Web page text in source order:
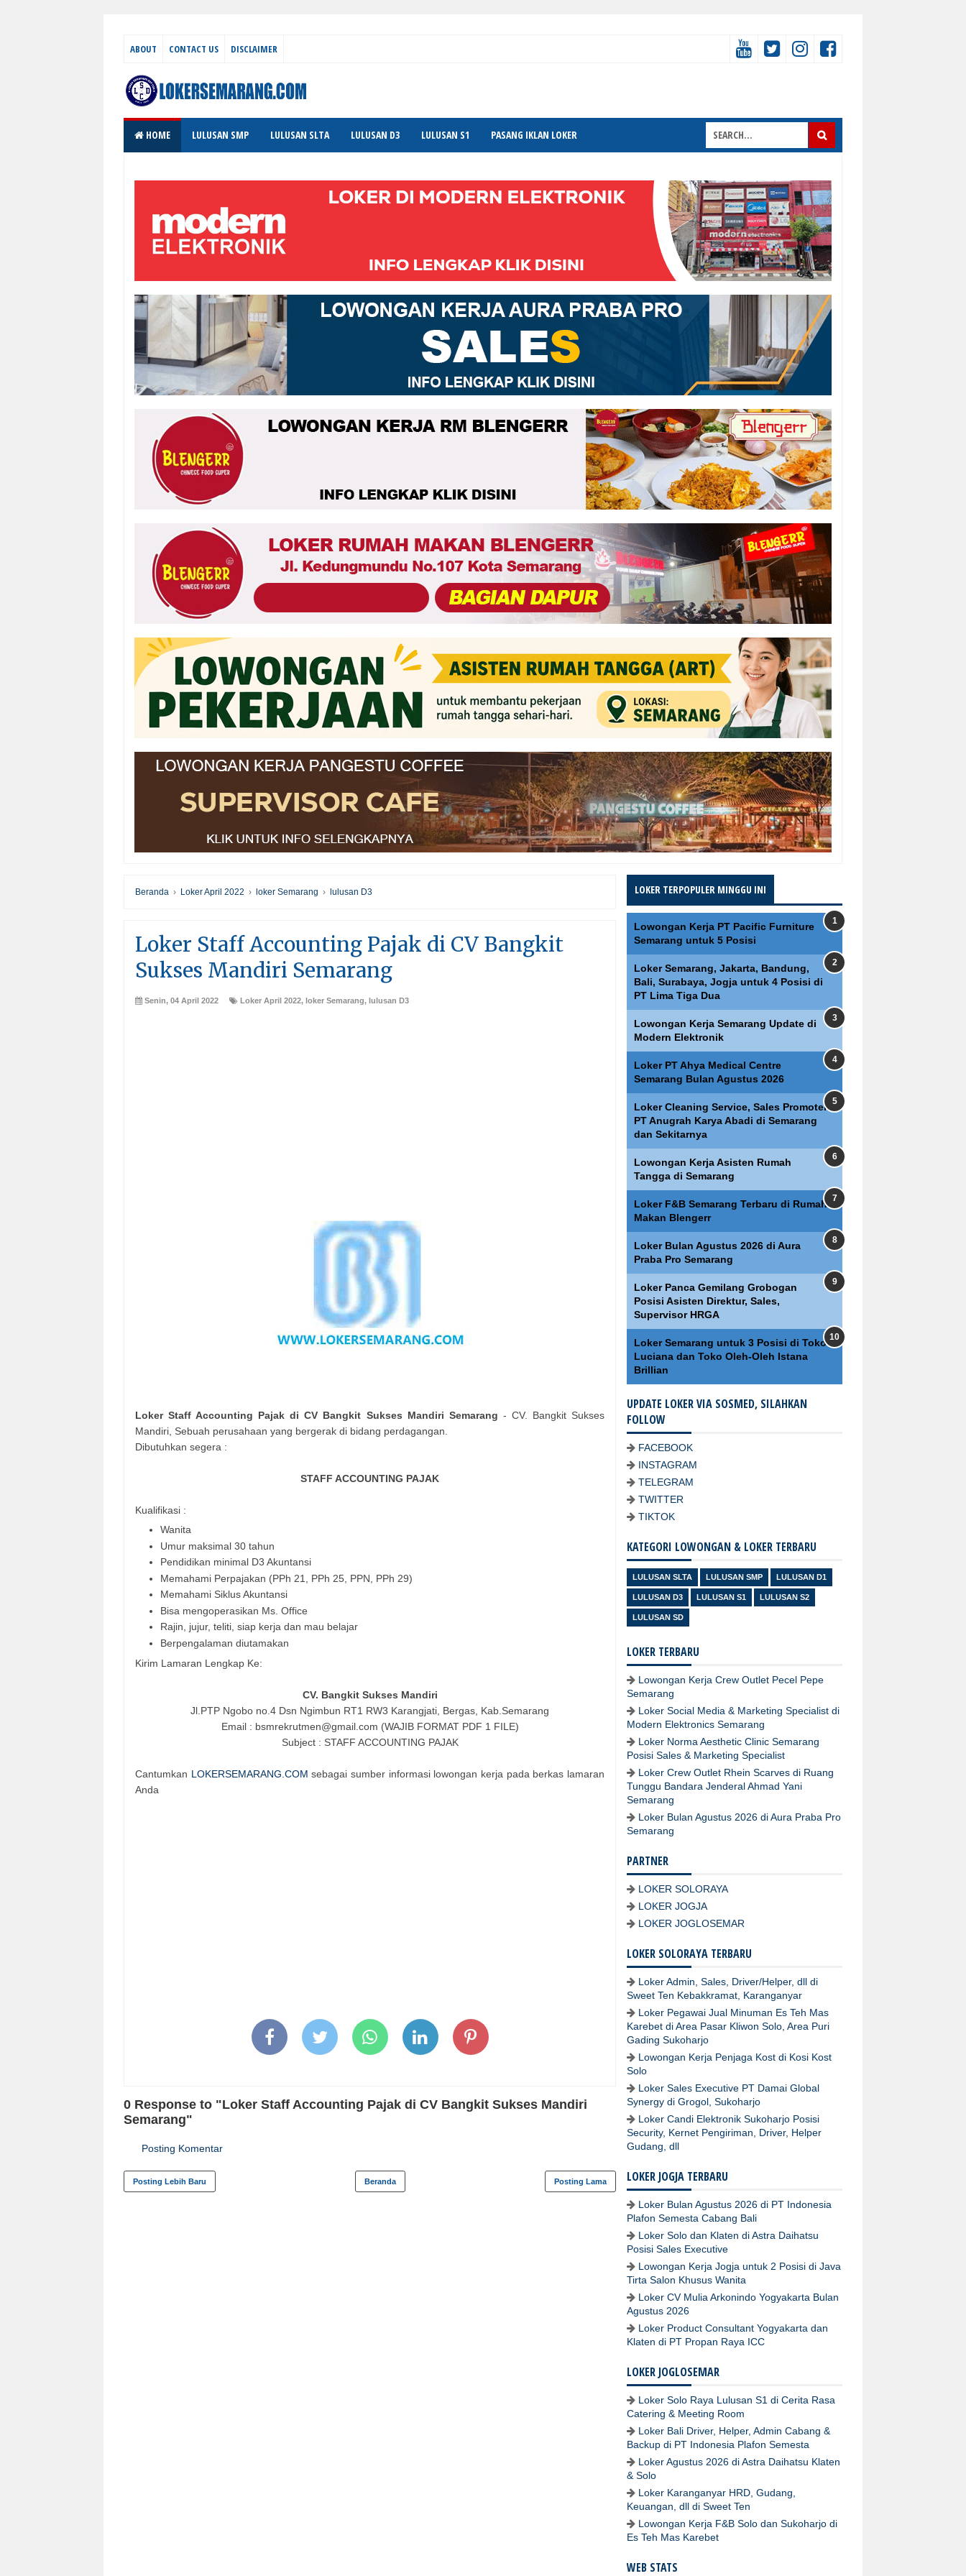
ABOUT CONTACT US DISCLAIMER
HOME LULUSAN SMP LULUSAN SLTA LULUSAN D3 LULUSAN S1 PASANG IKLAN LOKER
Beranda › Loker April 2022 › loker Semarang › lulusan D3
Loker Staff Accounting Pajak di CV Bangkit
Sukses Mandiri Semarang
Senin, 04 April 2022 Loker April 2022, loker Semarang, lulusan D3
Loker Staff Accounting Pajak di CV Bangkit Sukses Mandiri Semarang - CV. Bangkit Sukses
Mandiri, Sebuah perusahaan yang bergerak di bidang perdagangan.
Dibutuhkan segera :
STAFF ACCOUNTING PAJAK
Kualifikasi :
Wanita
Umur maksimal 30 tahun
Pendidikan minimal D3 Akuntansi
Memahami Perpajakan (PPh 21, PPh 25, PPN, PPh 29)
Memahami Siklus Akuntansi
Bisa mengoperasikan Ms. Office
Rajin, jujur, teliti, siap kerja dan mau belajar
Berpengalaman diutamakan
Kirim Lamaran Lengkap Ke:
CV. Bangkit Sukses Mandiri
Jl.PTP Ngobo no.4 Dsn Ngimbun RT1 RW3 Karangjati, Bergas, Kab.Semarang
Email : bsmrekrutmen@gmail.com (WAJIB FORMAT PDF 1 FILE)
Subject : STAFF ACCOUNTING PAJAK
Cantumkan LOKERSEMARANG.COM sebagai sumber informasi lowongan kerja pada berkas lamaran
Anda
0 Response to "Loker Staff Accounting Pajak di CV Bangkit Sukses Mandiri
Semarang"
Posting Komentar
Posting Lebih Baru Posting Lama
Beranda
LOKER TERPOPULER MINGGU INI
Lowongan Kerja PT Pacific Furniture
Semarang untuk 5 Posisi
Loker Semarang, Jakarta, Bandung,
Bali, Surabaya, Jogja untuk 4 Posisi di
PT Lima Tiga Dua
Lowongan Kerja Semarang Update di
Modern Elektronik
Loker PT Ahya Medical Centre
Semarang Bulan Agustus 2026
Loker Cleaning Service, Sales Promoter
PT Anugrah Karya Abadi di Semarang
dan Sekitarnya
Lowongan Kerja Asisten Rumah
Tangga di Semarang
Loker F&B Semarang Terbaru di Rumah
Makan Blengerr
Loker Bulan Agustus 2026 di Aura
Praba Pro Semarang
Loker Panca Gemilang Grobogan
Posisi Asisten Direktur, Sales,
Supervisor HRGA
Loker Semarang untuk 3 Posisi di Toko
Luciana dan Toko Oleh-Oleh Istana
Brillian
UPDATE LOKER VIA SOSMED, SILAHKAN
FOLLOW
FACEBOOK
INSTAGRAM
TELEGRAM
TWITTER
TIKTOK
KATEGORI LOWONGAN & LOKER TERBARU
LULUSAN SLTA LULUSAN SMP LULUSAN D1
LULUSAN D3 LULUSAN S1 LULUSAN S2
LULUSAN SD
LOKER TERBARU
Lowongan Kerja Crew Outlet Pecel Pepe
Semarang
Loker Social Media & Marketing Specialist di
Modern Elektronics Semarang
Loker Norma Aesthetic Clinic Semarang
Posisi Sales & Marketing Specialist
Loker Crew Outlet Rhein Scarves di Ruang
Tunggu Bandara Jenderal Ahmad Yani
Semarang
Loker Bulan Agustus 2026 di Aura Praba Pro
Semarang
PARTNER
LOKER SOLORAYA
LOKER JOGJA
LOKER JOGLOSEMAR
LOKER SOLORAYA TERBARU
Loker Admin, Sales, Driver/Helper, dll di
Sweet Ten Kebakkramat, Karanganyar
Loker Pegawai Jual Minuman Es Teh Mas
Karebet di Area Pasar Kliwon Solo, Area Puri
Gading Sukoharjo
Lowongan Kerja Penjaga Kost di Kosi Kost
Solo
Loker Sales Executive PT Damai Global
Synergy di Grogol, Sukoharjo
Loker Candi Elektronik Sukoharjo Posisi
Security, Kernet Pengiriman, Driver, Helper
Gudang, dll
LOKER JOGJA TERBARU
Loker Bulan Agustus 2026 di PT Indonesia
Plafon Semesta Cabang Bali
Loker Solo dan Klaten di Astra Daihatsu
Posisi Sales Executive
Lowongan Kerja Jogja untuk 2 Posisi di Java
Tirta Salon Khusus Wanita
Loker CV Mulia Arkonindo Yogyakarta Bulan
Agustus 2026
Loker Product Consultant Yogyakarta dan
Klaten di PT Propan Raya ICC
LOKER JOGLOSEMAR
Loker Solo Raya Lulusan S1 di Cerita Rasa
Catering & Meeting Room
Loker Bali Driver, Helper, Admin Cabang &
Backup di PT Indonesia Plafon Semesta
Loker Agustus 2026 di Astra Daihatsu Klaten
& Solo
Loker Karanganyar HRD, Gudang,
Keuangan, dll di Sweet Ten
Lowongan Kerja F&B Solo dan Sukoharjo di
Es Teh Mas Karebet
WEB STATS